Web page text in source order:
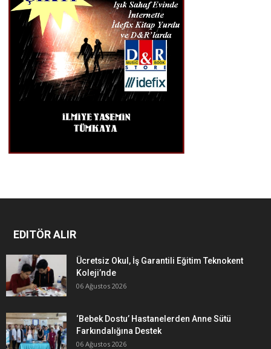
EDITÖR ALIR
Ücretsiz Okul, İş Garantili Eğitim Teknokent
Koleji’nde
06 Ağustos 2026
‘Bebek Dostu’ Hastanelerden Anne Sütü
Farkındalığına Destek
06 Ağustos 2026